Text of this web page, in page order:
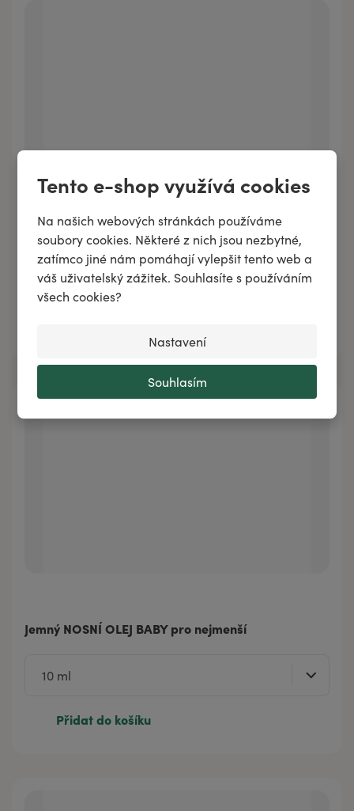
Tento e-shop využívá cookies
Na našich webových stránkách používáme
soubory cookies. Některé z nich jsou nezbytné,
zatímco jiné nám pomáhají vylepšit tento web a
váš uživatelský zážitek. Souhlasíte s používáním
všech cookies?
Nastavení
Souhlasím
COPAFIT masážní lecitinová emulze s kopaivou
Jemný NOSNÍ OLEJ BABY pro nejmenší
Přidat do košíku